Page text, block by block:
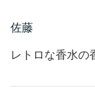
佐藤
レトロな香水の